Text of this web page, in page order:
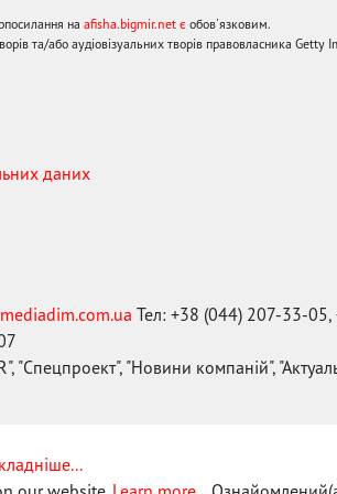
на afisha.bigmir.net є обов'язковим.
та/або аудіовізуальних творів правовласника Getty
даних
Тел: +38 (044) 207-33-
"Спецпроект", "Новини компаній",